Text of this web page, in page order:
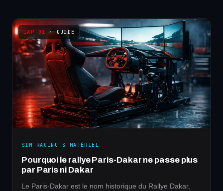
· GUIDE
SIM RACING & MATÉRIEL
Pourquoi le rallye Paris-Dakar ne passe plus
par Paris ni Dakar
Le Paris-Dakar est le nom historique du Rallye Dakar,